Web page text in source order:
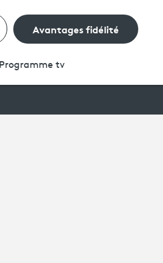
Avantages fidélité
Programme tv